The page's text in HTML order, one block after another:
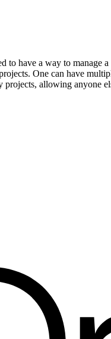
have a way to manage
One can have
allowing anyone